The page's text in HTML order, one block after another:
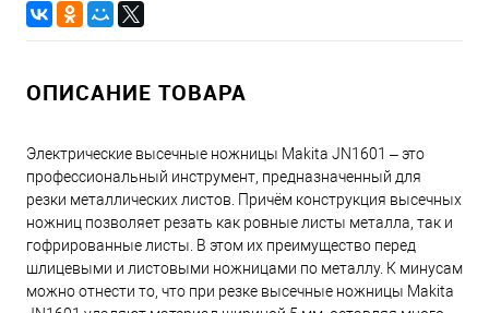
ОПИСАНИЕ ТОВАРА
Электрические высечные ножницы Makita JN1601 – это
профессиональный инструмент, предназначенный для
резки металлических листов. Причём конструкция высечных
ножниц позволяет резать как ровные листы металла, так и
гофрированные листы. В этом их преимущество перед
шлицевыми и листовыми ножницами по металлу. К минусам
можно отнести то, что при резке высечные ножницы Makita